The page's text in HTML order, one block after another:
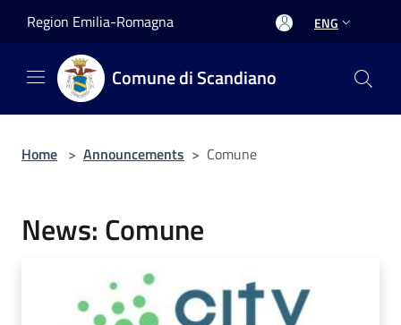
Region Emilia-Romagna ENG
Comune di Scandiano
Home > Announcements > Comune
News: Comune